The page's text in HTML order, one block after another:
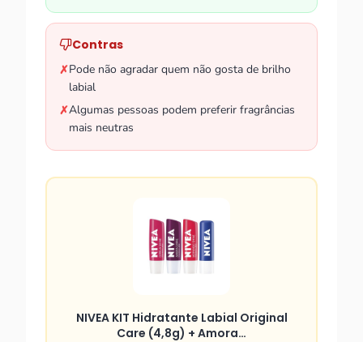
Contras
✗Pode não agradar quem não gosta de brilho
labial
✗Algumas pessoas podem preferir fragrâncias
mais neutras
NIVEA KIT Hidratante Labial Original
Care (4,8g) + Amora…